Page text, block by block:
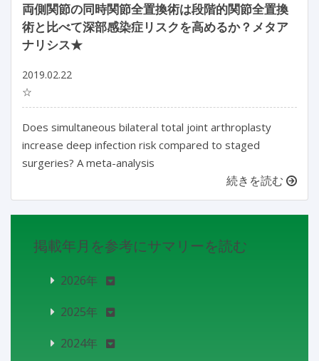
両側関節の同時関節全置換術は段階的関節全置換
術と比べて深部感染症リスクを高めるか？メタア
ナリシス★
2019.02.22
☆
Does simultaneous bilateral total joint arthroplasty
increase deep infection risk compared to staged
surgeries? A meta-analysis
続きを読む
掲載年月を参考にサマリーを読む
2026年
2025年
2024年